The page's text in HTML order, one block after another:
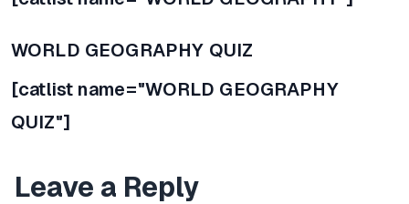
WORLD GEOGRAPHY QUIZ
[catlist name="WORLD GEOGRAPHY
QUIZ"]
Leave a Reply